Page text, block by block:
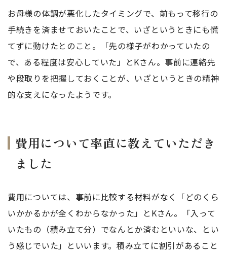
お母様の体調が悪化したタイミングで、前もって移行の
手続きを済ませておいたことで、いざというときにも慌
てずに動けたとのこと。「先の様子がわかっていたの
で、ある程度は安心していた」とKさん。事前に連絡先
や段取りを把握しておくことが、いざというときの精神
的な支えになったようです。
費用について率直に教えていただき
ました
費用については、事前に比較する材料がなく「どのくら
いかかるかが全くわからなかった」とKさん。「入って
いたもの（積み立て分）でなんとか済むといいな、とい
う感じでいた」といいます。積み立てに割引があること